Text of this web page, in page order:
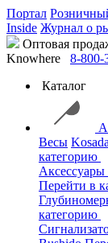
Портал
Inside Журнал о
Оптовая
Knowhere
8-800-
Каталог
Весы
категорию
Перейти в
категорию